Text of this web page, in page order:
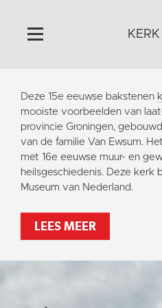
Home
Algemeen
Historie
Omgeving
Het Grootste Museum
Steun ons
Deze 15e eeuwse bakstenen
mooiste voorbeelden van
provincie Groningen,
van de familie Van Ewsum.
met 16e eeuwse muur- en
heilsgeschiedenis. Deze kerk
Museum van Nederland.
LEES MEER